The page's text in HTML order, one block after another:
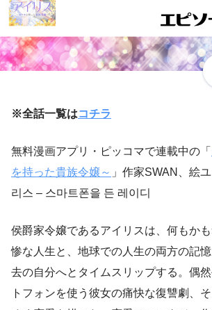
※全話一覧はコチラ
無料漫画アプリ・ピッコマで連載中の「
を持った貴族令嬢～ 」作家SWAN、絵
리스 – 스마트폰을 든 레이디
侯爵家令嬢であるアイリスは、何もか
惨な人生と、地球での人生の両方の記
去の自分へとタイムスリップする。偶
トフォンを使う彼女の痛快な復讐劇、